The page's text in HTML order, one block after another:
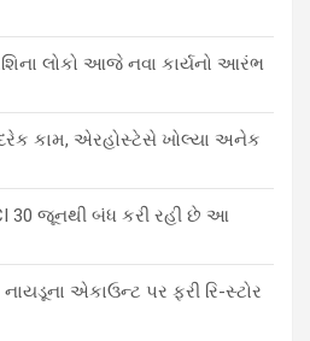
લોકો આજે નવા કાર્યનો આરંભ
કામ, એરહોસ્ટેસે ખોલ્યા અનેક
30 જૂનથી બંધ કરી રહી છે આ
એકાઉન્ટ પર ફરી રિ-સ્ટોર